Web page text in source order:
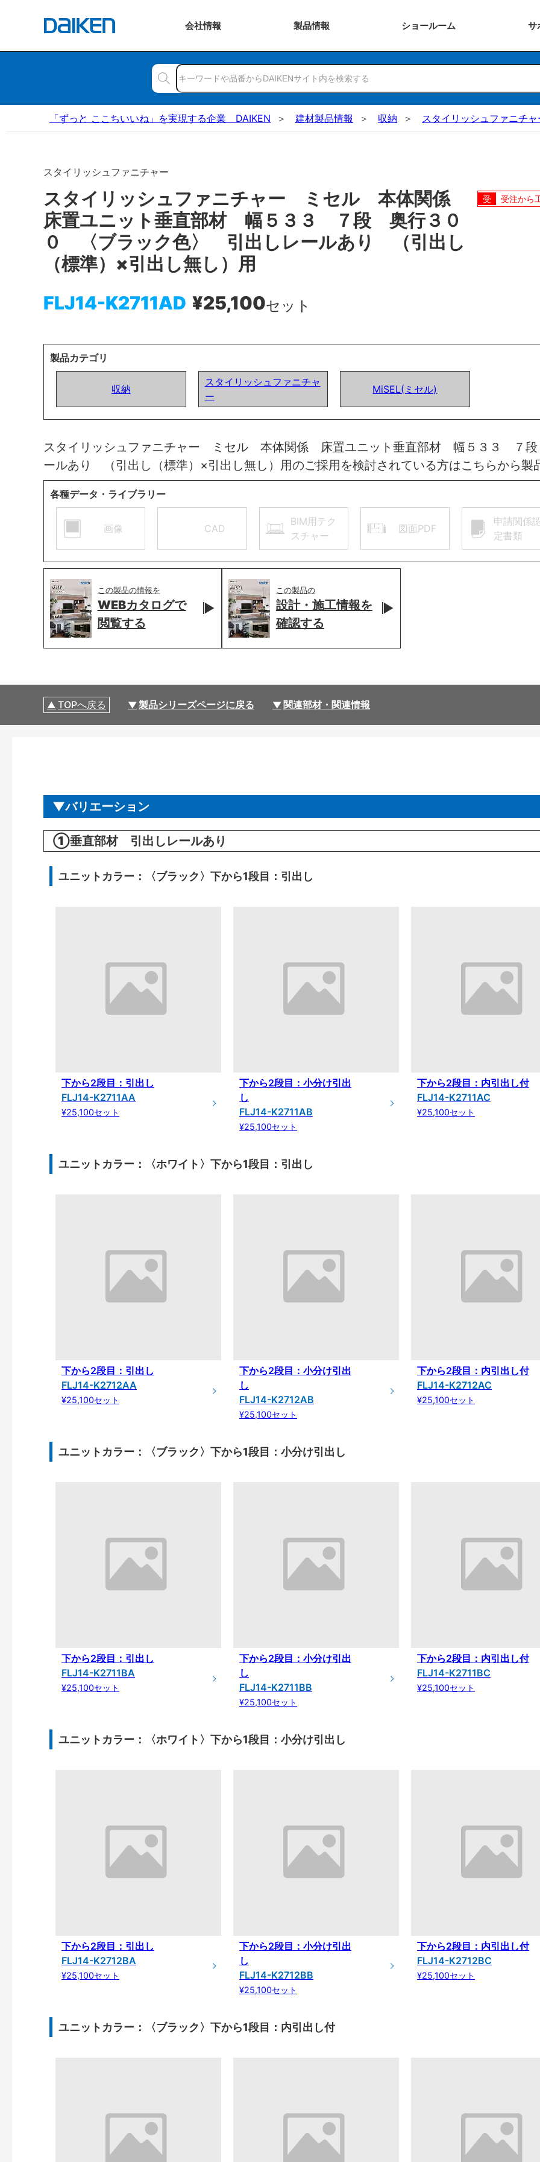
会社情報 製品情報 ショールーム サ
「ずっと ここちいいね」を実現する企業 DAIKEN 建材製品情報 収納 スタイリッシュファニチャ
スタイリッシュファニチャー
スタイリッシュファニチャー ミセル 本体関係
床置ユニット垂直部材 幅５３３ ７段 奥行３０
０ 〈ブラック色〉 引出しレールあり （引出し
（標準）×引出し無し）用
FLJ14-K2711AD ¥25,100セット
受注から
製品カテゴリ
収納
スタイリッシュファニチャ
ー
MiSEL(ミセル)
スタイリッシュファニチャー ミセル 本体関係 床置ユニット垂直部材 幅５３３ ７
ールあり （引出し（標準）×引出し無し）用のご採用を検討されている方はこちらから製
各種データ・ライブラリー
画像 CAD
BIM用テク
スチャー
図面PDF
申請関係
定書類
この製品の情報を
WEBカタログで
閲覧する
この製品の
設計・施工情報を
確認する
TOPへ戻る 製品シリーズページに戻る 関連部材・関連情報
バリエーション
①垂直部材 引出しレールあり
ユニットカラー：〈ブラック〉下から1段目：引出し
下から2段目：引出し
FLJ14-K2711AA
¥25,100セット
下から2段目：小分け引出
し
FLJ14-K2711AB
¥25,100セット
下から2段目：内引出し付
FLJ14-K2711AC
¥25,100セット
ユニットカラー：〈ホワイト〉下から1段目：引出し
下から2段目：引出し
FLJ14-K2712AA
¥25,100セット
下から2段目：小分け引出
し
FLJ14-K2712AB
¥25,100セット
下から2段目：内引出し付
FLJ14-K2712AC
¥25,100セット
ユニットカラー：〈ブラック〉下から1段目：小分け引出し
下から2段目：引出し
FLJ14-K2711BA
¥25,100セット
下から2段目：小分け引出
し
FLJ14-K2711BB
¥25,100セット
下から2段目：内引出し付
FLJ14-K2711BC
¥25,100セット
ユニットカラー：〈ホワイト〉下から1段目：小分け引出し
下から2段目：引出し
FLJ14-K2712BA
¥25,100セット
下から2段目：小分け引出
し
FLJ14-K2712BB
¥25,100セット
下から2段目：内引出し付
FLJ14-K2712BC
¥25,100セット
ユニットカラー：〈ブラック〉下から1段目：内引出し付